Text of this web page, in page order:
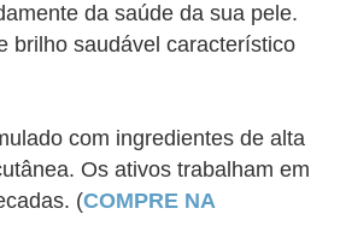
da saúde da sua pele.
brilho saudável característico
com ingredientes de alta
Os ativos trabalham em
(COMPRE NA